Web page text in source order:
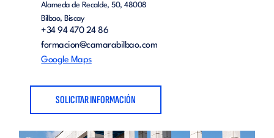
Alameda de Recalde, 50, 48008
Bilbao, Biscay
+34 94 470 24 86
formacion@camarabilbao.com
Google Maps
SOLICITAR INFORMACIÓN